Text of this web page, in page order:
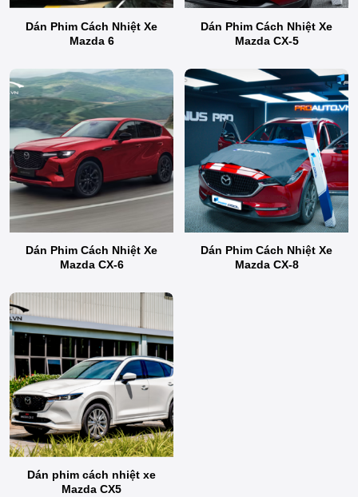
Dán Phim Cách Nhiệt Xe
Mazda 6
Dán Phim Cách Nhiệt Xe
Mazda CX-5
Dán Phim Cách Nhiệt Xe
Mazda CX-6
Dán Phim Cách Nhiệt Xe
Mazda CX-8
Dán phim cách nhiệt xe
Mazda CX5